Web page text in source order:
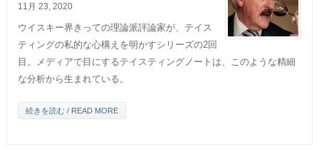
11月 23, 2020
ウイスキー界きっての理論派評論家が、テイス
ティングの私的な心構えを明かすシリーズの2回
目。メディアで目にするテイスティングノートは、このような精細
な分析から生まれている。
続きを読む / READ MORE